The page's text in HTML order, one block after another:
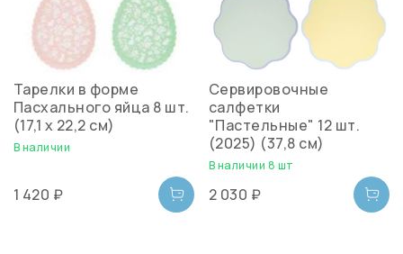
Тарелки в форме
Пасхального яйца 8 шт.
(17,1 x 22,2 см)
В наличии
1 420 ₽
Сервировочные
салфетки
"Пастельные" 12 шт.
(2025) (37,8 см)
В наличии 8 шт
2 030 ₽